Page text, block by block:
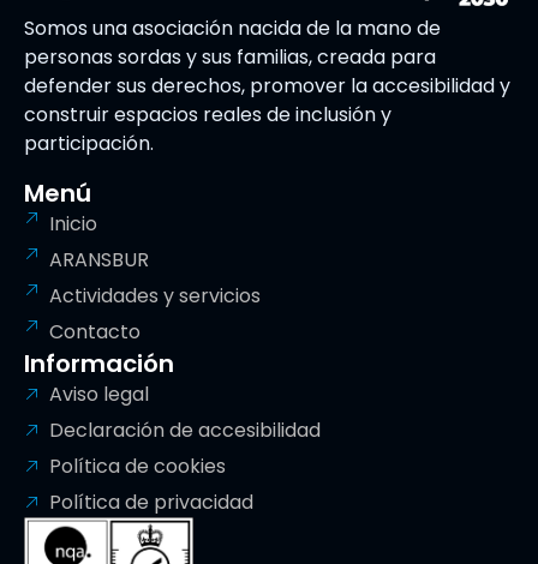
Somos una asociación nacida de la mano de
personas sordas y sus familias, creada para
defender sus derechos, promover la accesibilidad y
construir espacios reales de inclusión y
participación.
Menú
Inicio
ARANSBUR
Actividades y servicios
Contacto
Información
Aviso legal
Declaración de accesibilidad
Política de cookies
Política de privacidad